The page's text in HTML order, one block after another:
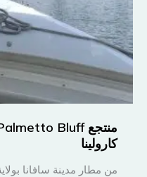
كارولينا
من مطار مدينة سافانا